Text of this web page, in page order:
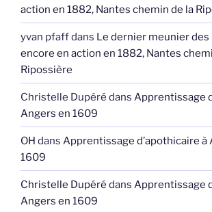
action en 1882, Nantes chemin de la
yvan pfaffdans Le dernier meunier des
encore en action en 1882, Nantes
Ripossière
Christelle Dupéré dans Apprentissage
Angers en 1609
OH dans Apprentissage d’apothicaire à
1609
Christelle Dupéré dans Apprentissage
Angers en 1609